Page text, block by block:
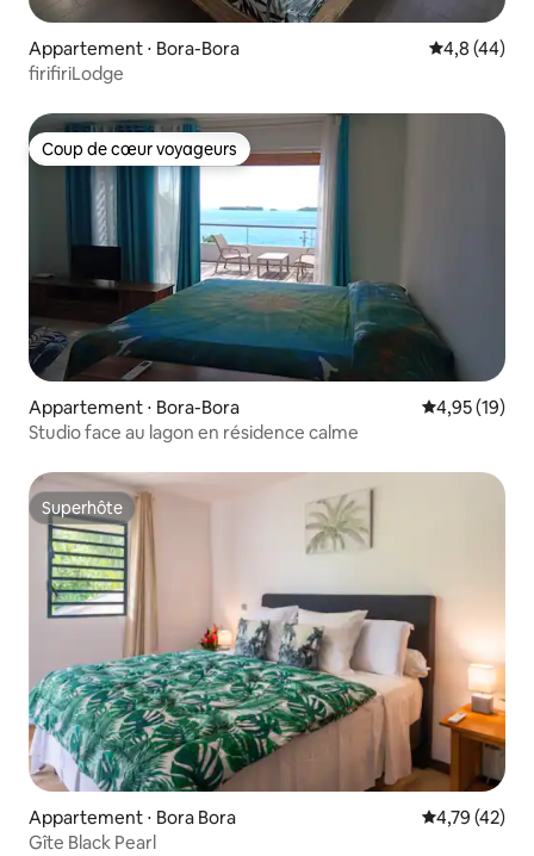
Appartement ⋅ Bora-Bora Évaluation
4,8 (44)
firifiriLodge
Coup de cœur voyageurs
Coup de cœur voyageurs
Appartement ⋅ Bora-Bora Évaluation
4,95 (19)
Studio face au lagon en résidence calme
Superhôte
Superhôte
Appartement ⋅ Bora Bora Évaluation
4,79 (42)
Gîte Black Pearl